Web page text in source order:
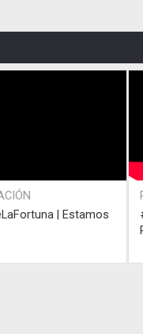
| Estamos